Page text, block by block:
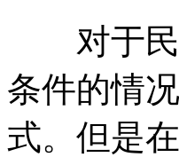
对于民
条件的情
式。但是